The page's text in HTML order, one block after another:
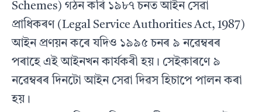
Schemes) গঠন কৰি ১৯৮৭ চনত আইন সেৱা
প্ৰাধিকৰণ (Legal Service Authorities Act, 1987)
আইন প্ৰণয়ন কৰে যদিও ১৯৯৫ চনৰ ৯ নৱেম্বৰৰ
পৰাহে এই আইনখন কাৰ্যকৰী হয়। সেইকাৰণে ৯
নৱেম্বৰৰ দিনটো আইন সেৱা দিৱস হিচাপে পালন কৰা
হয়।